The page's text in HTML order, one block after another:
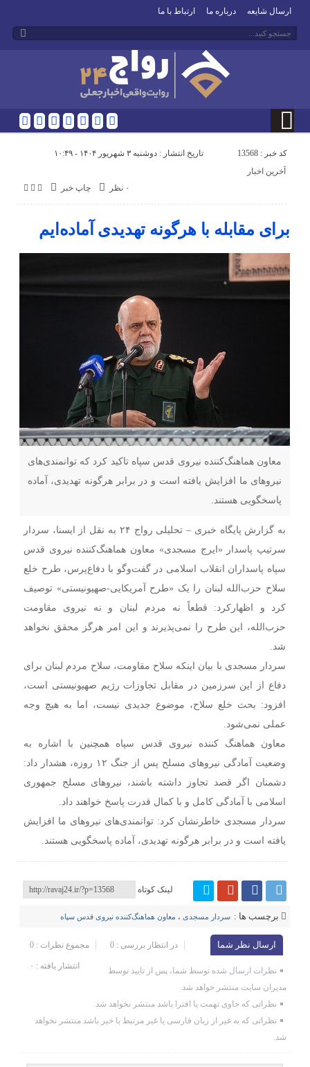
ارسال شایعه درباره ما ارتباط با ما
کد خبر : 13568 تاریخ انتشار : دوشنبه ۳ شهریور ۱۴۰۴ - ۱۰:۴۹
چاپ خبر ۰ نظر
آخرین اخبار
برای مقابله با هرگونه تهدیدی آماده‌ایم
معاون هماهنگ‌کننده نیروی قدس سپاه تاکید کرد که توانمندی‌های
نیروهای ما افزایش یافته است و در برابر هرگونه تهدیدی، آماده
پاسخگویی هستند.
به گزارش پایگاه خبری – تحلیلی رواج ۲۴ به نقل از ایسنا، سردار
سرتیپ پاسدار «ایرج مسجدی» معاون هماهنگ‌کننده نیروی قدس
سپاه پاسداران انقلاب اسلامی در گفت‌وگو با دفاع‌پرس، طرح خلع
سلاح حزب‌الله لبنان را یک «طرح آمریکایی-صهیونیستی» توصیف
کرد و اظهارکرد: قطعاً نه مردم لبنان و نه نیروی مقاومت
حزب‌الله، این طرح را نمی‌پذیرند و این امر هرگز محقق نخواهد
شد.
سردار مسجدی با بیان اینکه سلاح مقاومت، سلاح مردم لبنان برای
دفاع از این سرزمین در مقابل تجاوزات رژیم صهیونیستی است،
افزود: بحث خلع سلاح، موضوع جدیدی نیست، اما به هیچ وجه
عملی نمی‌شود.
معاون هماهنگ کننده نیروی قدس سپاه همچنین با اشاره به
وضعیت آمادگی نیروهای مسلح پس از جنگ ۱۲ روزه، هشدار داد:
دشمنان اگر قصد تجاوز داشته باشند، نیروهای مسلح جمهوری
اسلامی با آمادگی کامل و با کمال قدرت پاسخ خواهند داد.
سردار مسجدی خاطرنشان کرد: توانمندی‌های نیروهای ما افزایش
یافته است و در برابر هرگونه تهدیدی، آماده پاسخگویی هستند.
لینک کوتاه
برچسب ها : سردار مسجدی ، معاون هماهنگ‌کننده نیروی قدس سپاه
ارسال نظر شما مجموع نظرات : 0 در انتظار بررسی : 0
انتشار یافته : ۰
نظرات ارسال شده توسط شما، پس از تایید توسط
مدیران سایت منتشر خواهد شد.
نظراتی که حاوی تهمت یا افترا باشد منتشر نخواهد شد.
نظراتی که به غیر از زبان فارسی یا غیر مرتبط با خبر باشد منتشر نخواهد
شد.